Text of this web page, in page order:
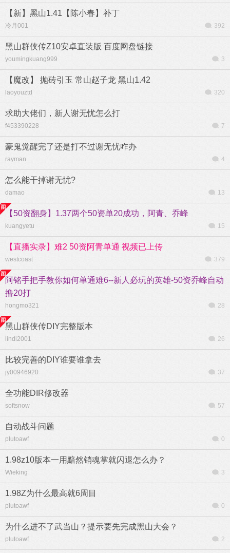
【新】黑山1.41【陈小春】补丁
冷月001 392
黑山群侠传Z10安卓直装版 百度网盘链接
youmingkuang999 3
【魔改】 抛砖引玉 常山赵子龙 黑山1.42
laoyouztd 320
求助大佬们，新人谢无忧怎么打
f453390228 7
豪鬼觉醒完了还是打不过谢无忧咋办
rayman 4
怎么能干掉谢无忧?
damao 13
【50资翻身】1.37两个50资单20成功，阿青、乔峰
kuangyetu 15
【直播实录】难2 50资阿青单通 视频已上传
westcoast 379
阿铭手把手教你如何单通难6--新人必玩的英雄-50资乔峰自动
撸20打
hongmo321 28
黑山群侠传DIY完整版本
lindi2001 26
比较完善的DIY谁要谁拿去
jy00946920 37
全功能DIR修改器
softsnow 57
自动战斗问题
plutoawf 0
1.98z10版本一用黯然销魂掌就闪退怎么办？
Wieking 3
1.98Z为什么最高就6周目
plutoawf 0
为什么进不了武当山？提示要先完成黑山大会？
plutoawf 2